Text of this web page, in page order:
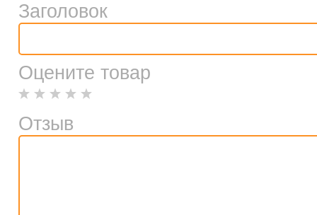
Заголовок
Оцените товар
Отзыв